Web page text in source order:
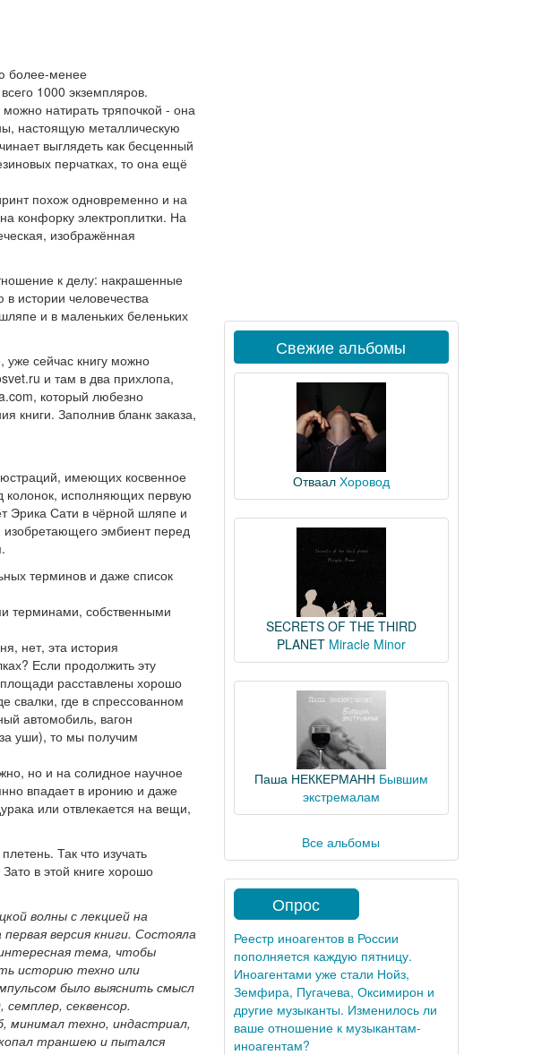
более-менее
1000 экземпляров.
натирать тряпочкой - она
настоящую металлическую
выглядеть как бесценный
перчатках, то она ещё
похож одновременно и на
конфорку электроплитки. На
изображённая
к делу: накрашенные
истории человечества
и в маленьких беленьких
уже сейчас книгу можно
и там в два прихлопа,
который любезно
книги. Заполнив бланк заказа,
имеющих косвенное
колонок, исполняющих первую
Эрика Сати в чёрной шляпе и
изобретающего эмбиент перед
терминов и даже список
терминами, собственными
нет, эта история
Если продолжить эту
расставлены хорошо
свалки, где в спрессованном
автомобиль, вагон
уши), то мы получим
но и на солидное научное
впадает в иронию и даже
или отвлекается на вещи,
Так что изучать
в этой книге хорошо
волны с лекцией на
версия книги. Состояла
тема, чтобы
историю техно или
было выяснить смысл
секвенсор.
минимал техно, индастриал,
траншею и пытался
Свежие альбомы
Отваал Хоровод
SECRETS OF THE THIRD
PLANET Miracle Minor
Паша НЕККЕРМАНН Бывшим
экстремалам
Все альбомы
Опрос
Реестр иноагентов в России
пополняется каждую пятницу.
Иноагентами уже стали Нойз,
Земфира, Пугачева, Оксимирон и
другие музыканты. Изменилось ли
ваше отношение к музыкантам-
иноагентам?